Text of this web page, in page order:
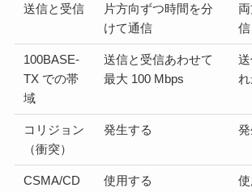
送信と受信
片方向ずつ時間を分
けて通信
信
100BASE-
TX での帯
域
送信と受信あわせて
最大 100 Mbps
コリジョン
（衝突）
発生する
CSMA/CD 使用する